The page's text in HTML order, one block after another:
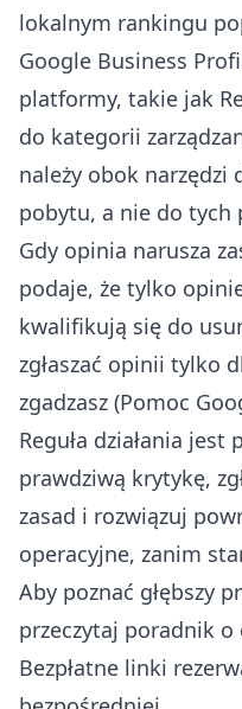
lokalnym rankingu
Google Business
platformy, takie jak
do kategorii
należy obok narzędzi
pobytu, a nie do
Gdy opinia narusza
podaje, że tylko
kwalifikują się do
zgłaszać opinii tylko
zgadzasz (Pomoc
Reguła działania
prawdziwą krytykę,
zasad i rozwiązuj
operacyjne, zanim
Aby poznać głębszy
przeczytaj poradnik o
Bezpłatne linki